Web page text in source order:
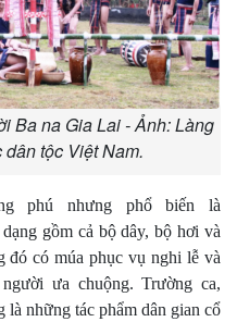
Ba na Gia Lai - Ảnh: Làng
tộc Việt Nam.
phú nh­ưng phổ biến là
gồm cả bộ dây, bộ hơi và
đó có múa phục vụ nghi lễ và
­ưa chuộng. Tr­ường ca,
là những tác phẩm dân gian cổ